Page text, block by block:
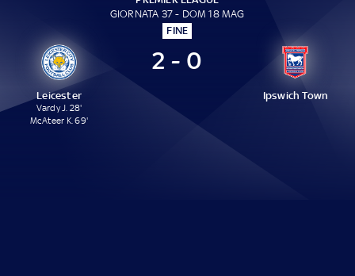
GIORNATA 37 - DOM 18 MAG
FINE
Leicester
Vardy J. 28'
McAteer K. 69'
2 - 0
Ipswich Town